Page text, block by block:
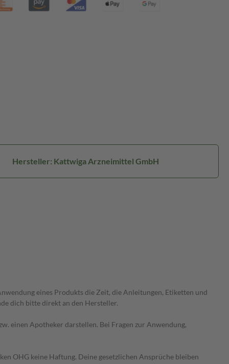
Hersteller: Kattwiga Arzneimittel GmbH
eines Produkts die Zeit, die Anleitungen, Etiketten und
dich bitte direkt an den Hersteller.
einen Apotheker darstellen. Bei Fragen zur Anwendung,
OHG keine Haftung. Deine gesetzlichen Ansprüche bleiben